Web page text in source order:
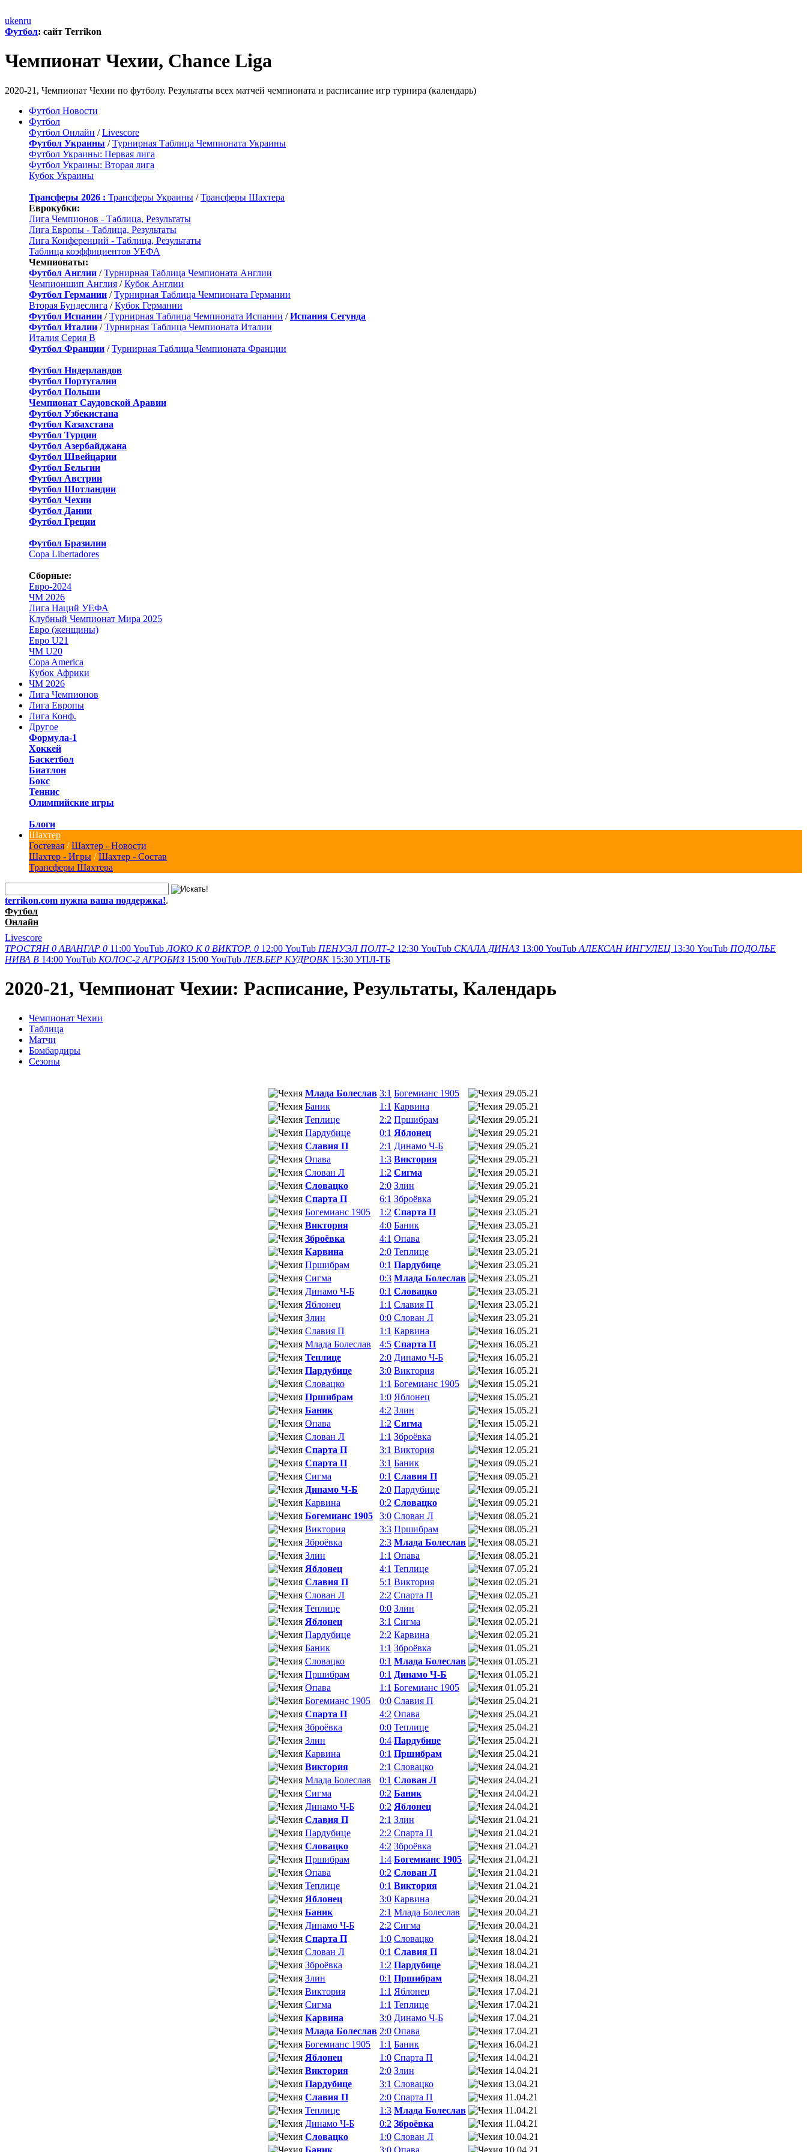
ukenru
Футбол: сайт Terrikon
Чемпионат Чехии, Chance Liga
2020-21, Чемпионат Чехии по футболу. Результаты всех матчей чемпионата и расписание игр турнира (календарь)
Футбол Новости
Футбол
Футбол Онлайн /Livescore
Футбол Украины /Турнирная Таблица Чемпионата Украины
Футбол Украины: Первая лига
Футбол Украины: Вторая лига
Кубок Украины
Трансферы 2026 : Трансферы Украины /Трансферы Шахтера
Еврокубки:
Лига Чемпионов - Таблица, Результаты
Лига Европы - Таблица, Результаты
Лига Конференций - Таблица, Результаты
Таблица коэффициентов УЕФА
Чемпионаты:
Футбол Англии /Турнирная Таблица Чемпионата Англии
Чемпионшип Англия /Кубок Англии
Футбол Германии /Турнирная Таблица Чемпионата Германии
Вторая Бундеслига /Кубок Германии
Футбол Испании /Турнирная Таблица Чемпионата Испании /Испания Сегунда
Футбол Италии /Турнирная Таблица Чемпионата Италии
Италия Серия B
Футбол Франции /Турнирная Таблица Чемпионата Франции
Футбол Нидерландов
Футбол Португалии
Футбол Польши
Чемпионат Саудовской Аравии
Футбол Узбекистана
Футбол Казахстана
Футбол Турции
Футбол Азербайджана
Футбол Швейцарии
Футбол Бельгии
Футбол Австрии
Футбол Шотландии
Футбол Чехии
Футбол Дании
Футбол Греции
Футбол Бразилии
Copa Libertadores
Сборные:
Евро-2024
ЧМ 2026
Лига Наций УЕФА
Клубный Чемпионат Мира 2025
Евро (женщины)
Евро U21
ЧМ U20
Copa America
Кубок Африки
ЧМ 2026
Лига Чемпионов
Лига Европы
Лига Конф.
Другое
Формула-1
Хоккей
Баскетбол
Биатлон
Бокс
Теннис
Олимпийские игры
Блоги
Шахтер
Гостевая /Шахтер - Новости
Шахтер - Игры /Шахтер - Состав
Трансферы Шахтера
terrikon.com нужна ваша поддержка!.
Футбол
Онлайн
Livescore
ТРОСТЯН 0 АВАНГАР 0 11:00 YouTub ЛОКО К 0 ВИКТОР. 0 12:00 YouTub ПЕНУЭЛ ПОЛТ-2 12:30 YouTub СКАЛА ДИНАЗ 13:00 YouTub АЛЕКСАН ИНГУЛЕЦ 13:30 YouTub ПОДОЛЬЕ
НИВА В 14:00 YouTub КОЛОС-2 АГРОБИЗ 15:00 YouTub ЛЕВ.БЕР КУДРОВК 15:30 УПЛ-ТБ
2020-21, Чемпионат Чехии: Расписание, Результаты, Календарь
Чемпионат Чехии
Таблица
Матчи
Бомбардиры
Сезоны
Млада Болеслав 3:1 Богемианс 1905
29.05.21
Баник
1:1 Карвина
29.05.21
Теплице
2:2 Пршибрам
29.05.21
Пардубице
0:1 Яблонец
29.05.21
Славия П
2:1 Динамо Ч-Б
29.05.21
Опава
1:3 Виктория
29.05.21
Слован Л
1:2 Сигма
29.05.21
Словацко
2:0 Злин
29.05.21
Спарта П
6:1 Зброёвка
29.05.21
Богемианс 1905
1:2 Спарта П
23.05.21
Виктория
4:0 Баник
23.05.21
Зброёвка
4:1 Опава
23.05.21
Карвина
2:0 Теплице
23.05.21
Пршибрам
0:1 Пардубице
23.05.21
Сигма
0:3 Млада Болеслав
23.05.21
Динамо Ч-Б
0:1 Словацко
23.05.21
Яблонец
1:1 Славия П
23.05.21
Злин
0:0 Слован Л
23.05.21
Славия П
1:1 Карвина
16.05.21
Млада Болеслав
4:5 Спарта П
16.05.21
Теплице
2:0 Динамо Ч-Б
16.05.21
Пардубице
3:0 Виктория
16.05.21
Словацко
1:1 Богемианс 1905
15.05.21
Пршибрам
1:0 Яблонец
15.05.21
Баник
4:2 Злин
15.05.21
Опава
1:2 Сигма
15.05.21
Слован Л
1:1 Зброёвка
14.05.21
Спарта П
3:1 Виктория
12.05.21
Спарта П
3:1 Баник
09.05.21
Сигма
0:1 Славия П
09.05.21
Динамо Ч-Б
2:0 Пардубице
09.05.21
Карвина
0:2 Словацко
09.05.21
Богемианс 1905
3:0 Слован Л
08.05.21
Виктория
3:3 Пршибрам
08.05.21
Зброёвка
2:3 Млада Болеслав
08.05.21
Злин
1:1 Опава
08.05.21
Яблонец
4:1 Теплице
07.05.21
Славия П
5:1 Виктория
02.05.21
Слован Л
2:2 Спарта П
02.05.21
Теплице
0:0 Злин
02.05.21
Яблонец
3:1 Сигма
02.05.21
Пардубице
2:2 Карвина
02.05.21
Баник
1:1 Зброёвка
01.05.21
Словацко
0:1 Млада Болеслав
01.05.21
Пршибрам
0:1 Динамо Ч-Б
01.05.21
Опава
1:1 Богемианс 1905
01.05.21
Богемианс 1905
0:0 Славия П
25.04.21
Спарта П
4:2 Опава
25.04.21
Зброёвка
0:0 Теплице
25.04.21
Злин
0:4 Пардубице
25.04.21
Карвина
0:1 Пршибрам
25.04.21
Виктория
2:1 Словацко
24.04.21
Млада Болеслав
0:1 Слован Л
24.04.21
Сигма
0:2 Баник
24.04.21
Динамо Ч-Б
0:2 Яблонец
24.04.21
Славия П
2:1 Злин
21.04.21
Пардубице
2:2 Спарта П
21.04.21
Словацко
4:2 Зброёвка
21.04.21
Пршибрам
1:4 Богемианс 1905
21.04.21
Опава
0:2 Слован Л
21.04.21
Теплице
0:1 Виктория
21.04.21
Яблонец
3:0 Карвина
20.04.21
Баник
2:1 Млада Болеслав
20.04.21
Динамо Ч-Б
2:2 Сигма
20.04.21
Спарта П
1:0 Словацко
18.04.21
Слован Л
0:1 Славия П
18.04.21
Зброёвка
1:2 Пардубице
18.04.21
Злин
0:1 Пршибрам
18.04.21
Виктория
1:1 Яблонец
17.04.21
Сигма
1:1 Теплице
17.04.21
Карвина
3:0 Динамо Ч-Б
17.04.21
Млада Болеслав 2:0 Опава
17.04.21
Богемианс 1905
1:1 Баник
16.04.21
Яблонец
1:0 Спарта П
14.04.21
Виктория
2:0 Злин
14.04.21
Пардубице
3:1 Словацко
13.04.21
Славия П
2:0 Спарта П
11.04.21
Теплице
1:3 Млада Болеслав
11.04.21
Динамо Ч-Б
0:2 Зброёвка
11.04.21
Словацко
1:0 Слован Л
10.04.21
Баник
3:0 Опава 10.04.21